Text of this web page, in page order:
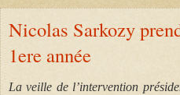
Nicolas Sarkozy
1ere année
La veille de l’intervention